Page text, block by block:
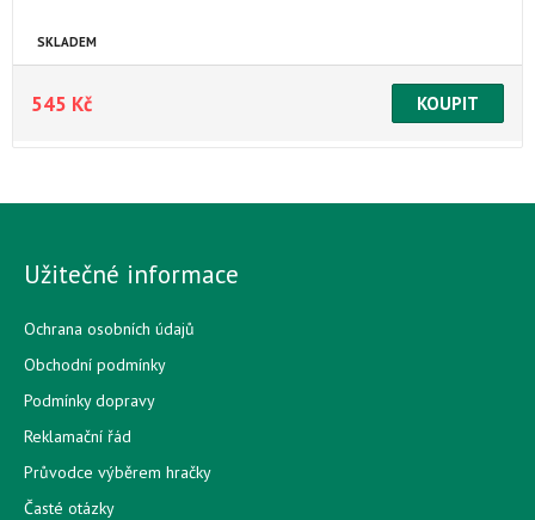
SKLADEM
545 Kč
Užitečné informace
Ochrana osobních údajů
Obchodní podmínky
Podmínky dopravy
Reklamační řád
Průvodce výběrem hračky
Časté otázky